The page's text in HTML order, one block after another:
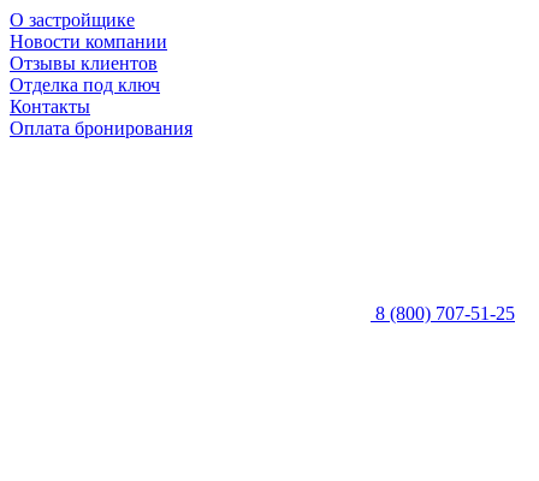
О застройщике
Новости компании
Отзывы клиентов
Отделка под ключ
Контакты
Оплата бронирования
8 (800) 707-51-25